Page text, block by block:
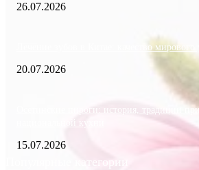
26.07.2026
Лечение зубов в Китае: качество
20.07.2026
Осетинские пироги: история, традиции
15.07.2026
Популярные категории